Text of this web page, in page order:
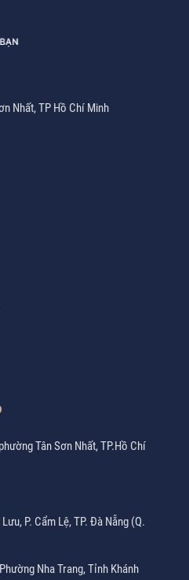
Nhất, TP Hồ Chí Minh
Tân Sơn Nhất, TP.Hồ Chí
P. Cẩm Lệ, TP. Đà Nẵng (Q.
Nha Trang, Tỉnh Khánh